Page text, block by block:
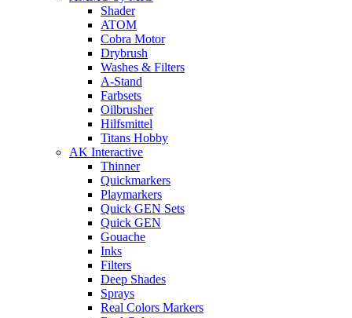
Shader
ATOM
Cobra Motor
Drybrush
Washes & Filters
A-Stand
Farbsets
Oilbrusher
Hilfsmittel
Titans Hobby
AK Interactive
Thinner
Quickmarkers
Playmarkers
Quick GEN Sets
Quick GEN
Gouache
Inks
Filters
Deep Shades
Sprays
Real Colors Markers